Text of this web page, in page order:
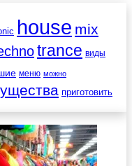
house mix
trance виды
меню можно
приготовить